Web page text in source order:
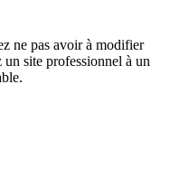
ne pas avoir à modifier
site professionnel à un